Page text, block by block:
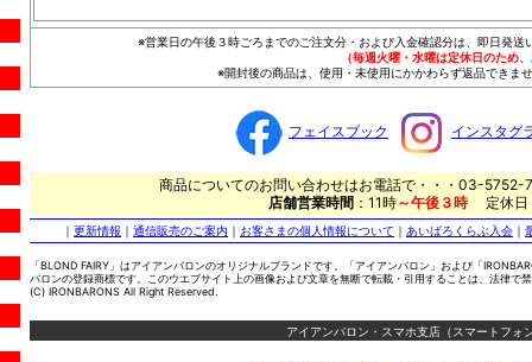
※営業日の午後３時ごろまでのご注文分・および入金確認分は、即日発
（毎週火曜・水曜は定休日のため
※開封後の商品は、使用・未使用にかかわらず返品できま
フェイスブック インスタグ
商品についてのお問い合わせはお電話で・・・03-5752-
店舗営業時間 ：11時～午後３時 定休
｜ 更新情報 ｜ 通信販売のご案内 ｜ お客さまの個人情報について ｜ あいばろくらぶ入会 ｜
「BLOND FAIRY」はアイアンバロンのオリジナルブランドです。「アイアンバロン」および「
バロンの登録商標です。このウエブサイト上の画像および文章を無断で転載・引用することは、法律で
(C) IRONBARONS All Right Reserved.
アイアンバロン・スマホ支店（スマートフォ